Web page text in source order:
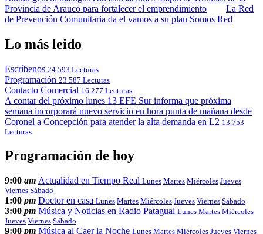
Provincia de Arauco para fortalecer el emprendimiento
La Red
de Prevención Comunitaria da el vamos a su plan Somos Red
Lo más leido
Escríbenos 24.593 Lecturas
Programación 23.587 Lecturas
Contacto Comercial 16.277 Lecturas
A contar del próximo lunes 13 EFE Sur informa que próxima
semana incorporará nuevo servicio en hora punta de mañana desde
Coronel a Concepción para atender la alta demanda en L2 13.753
Lecturas
Programación de hoy
9:00 am Actualidad en Tiempo Real Lunes Martes Miércoles Jueves
Viernes Sábado
1:00 pm Doctor en casa Lunes Martes Miércoles Jueves Viernes Sábado
3:00 pm Música y Noticias en Radio Patagual Lunes Martes Miércoles
Jueves Viernes Sábado
9:00 pm Música al Caer la Noche Lunes Martes Miércoles Jueves Viernes